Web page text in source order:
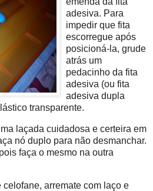
adesiva. Para
impedir que fita
escorregue após
posicioná-la, grude
atrás um
pedacinho da fita
adesiva (ou fita
adesiva dupla
transparente.
laçada cuidadosa e certeira em
nó duplo para não desmanchar.
faça o mesmo na outra
arremate com laço e